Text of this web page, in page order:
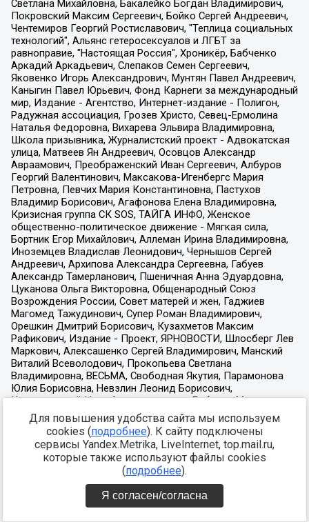
Для повышения удобства сайта мы используем
cookies (подробнее). К сайту подключены
сервисы Yandex.Metrika, LiveInternet, top.mail.ru,
которые также используют файлы cookies
(подробнее).
Я согласен/согласна